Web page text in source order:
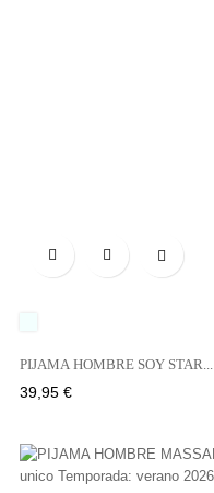

PIJAMA HOMBRE SOY STAR...
Precio
39,95 €